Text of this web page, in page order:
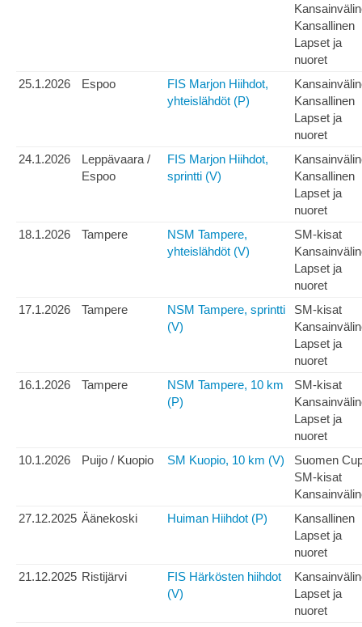
Kansallinen
Lapset ja
nuoret
25.1.2026
Espoo
FIS Marjon Hiihdot,
yhteislähdöt (P)
Kansallinen
Lapset ja
nuoret
24.1.2026
Leppävaara /
Espoo
FIS Marjon Hiihdot,
sprintti (V)
Kansallinen
Lapset ja
nuoret
18.1.2026
Tampere
NSM Tampere,
yhteislähdöt (V)
SM-kisat
Lapset ja
nuoret
17.1.2026
Tampere
NSM Tampere, sprintti
(V)
SM-kisat
Lapset ja
nuoret
16.1.2026
Tampere
NSM Tampere, 10 km
(P)
SM-kisat
Lapset ja
nuoret
10.1.2026
Puijo / Kuopio SM Kuopio, 10 km (V)
Suomen
SM-kisat
27.12.2025 Äänekoski Huiman Hiihdot (P)
Kansallinen
Lapset ja
nuoret
21.12.2025 Ristijärvi
FIS Härkösten hiihdot
(V)
Lapset ja
nuoret